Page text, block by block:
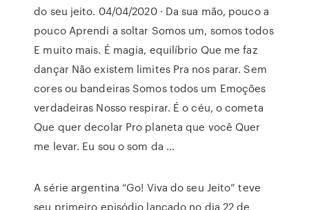
do seu jeito. 04/04/2020 · Da sua mão, pouco a
pouco Aprendi a soltar Somos um, somos todos
E muito mais. É magia, equilíbrio Que me faz
dançar Não existem limites Pra nos parar. Sem
cores ou bandeiras Somos todos um Emoções
verdadeiras Nosso respirar. É o céu, o cometa
Que quer decolar Pro planeta que você Quer
me levar. Eu sou o som da …
A série argentina “Go! Viva do seu Jeito” teve
seu primeiro episódio lançado no dia 22 de